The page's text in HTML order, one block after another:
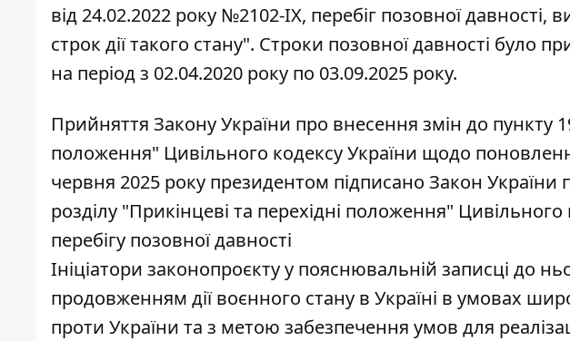
від 24.02.2022 року №2102-IX, перебіг позовної
строк дії такого стану". Строки позовної давності було
на період з 02.04.2020 року по 03.09.2025 року.
Прийняття Закону України про внесення змін до пункту
положення" Цивільного кодексу України щодо
червня 2025 року президентом підписано Закон України
розділу "Прикінцеві та перехідні положення"
перебігу позовної давності
Ініціатори законопроєкту у пояснювальній записці до
продовженням дії воєнного стану в Україні в умовах
проти України та з метою забезпечення умов для